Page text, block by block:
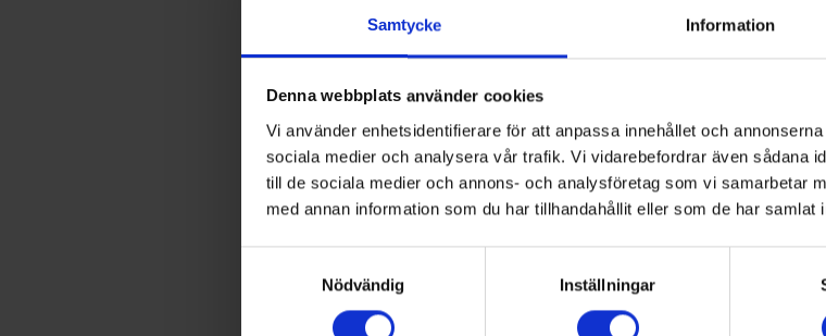
Samtycke Information
Denna webbplats använder cookies
Vi använder enhetsidentifierare för att anpassa innehållet och
sociala medier och analysera vår trafik. Vi vidarebefordrar även sådana
till de sociala medier och annons- och analysföretag som vi samarbetar
med annan information som du har tillhandahållit eller som de har samlat
Nödvändig
Inställningar
14%
Integrerad diskmaskin
AutoOpenDry med WIFI
Diskmaskin